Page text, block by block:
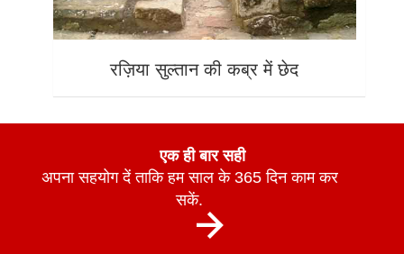
रज़िया सुल्तान की कब्र में छेद
एक ही बार सही
अपना सहयोग दें ताकि हम साल के 365 दिन काम कर
सकें.